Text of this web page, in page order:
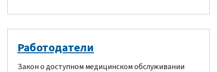
Работодатели
Закон о доступном медицинском обслуживании